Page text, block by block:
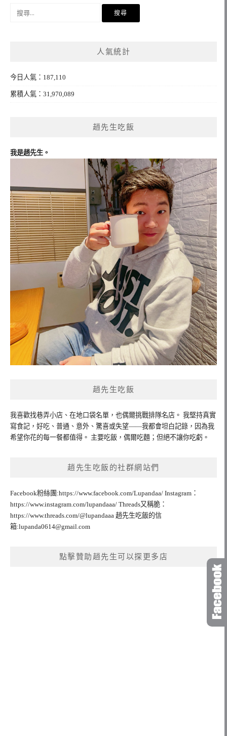
人氣統計
今日人氣：187,110
累積人氣：31,970,089
趙先生吃飯
我是趙先生。
趙先生吃飯
我喜歡找巷弄小店、在地口袋名單，也偶爾挑戰排隊名店。 我堅持真實
寫食記，好吃、普通、意外、驚喜或失望——我都會坦白記錄，因為我
希望你花的每一餐都值得。 主要吃飯，偶爾吃麵；但絕不讓你吃虧。
趙先生吃飯的社群網站們
Facebook粉絲團:https://www.facebook.com/Lupandaa/ Instagram：
https://www.instagram.com/lupandaaa/ Threads又稱脆：
https://www.threads.com/@lupandaaa 趙先生吃飯的信
箱:lupanda0614@gmail.com
點擊贊助趙先生可以探更多店